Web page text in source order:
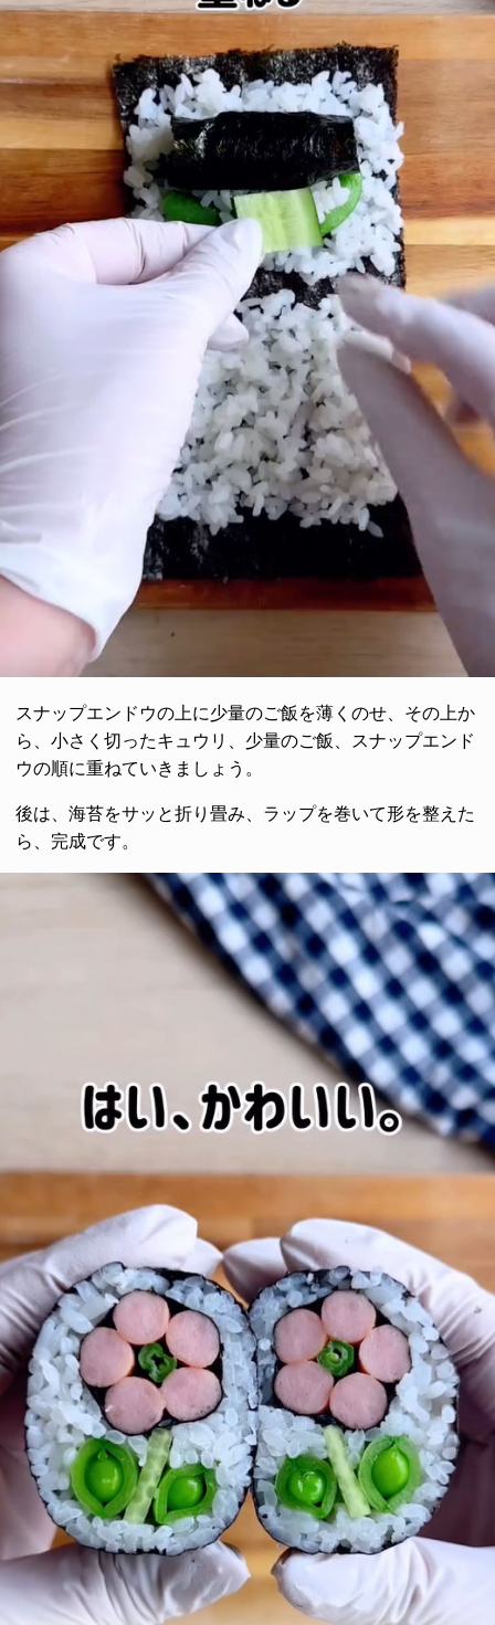
スナップエンドウの上に少量のご飯を薄くのせ、その上か
ら、小さく切ったキュウリ、少量のご飯、スナップエンド
ウの順に重ねていきましょう。
後は、海苔をサッと折り畳み、ラップを巻いて形を整えた
ら、完成です。